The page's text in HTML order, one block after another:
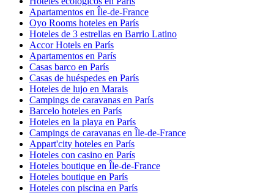
Apartamentos en Île-de-France
Oyo Rooms hoteles en París
Hoteles de 3 estrellas en Barrio Latino
Accor Hotels en París
Apartamentos en París
Casas barco en París
Casas de huéspedes en París
Hoteles de lujo en Marais
Campings de caravanas en París
Barcelo hoteles en París
Hoteles en la playa en París
Campings de caravanas en Île-de-France
Appart'city hoteles en París
Hoteles con casino en París
Hoteles boutique en Île-de-France
Hoteles boutique en París
Hoteles con piscina en París